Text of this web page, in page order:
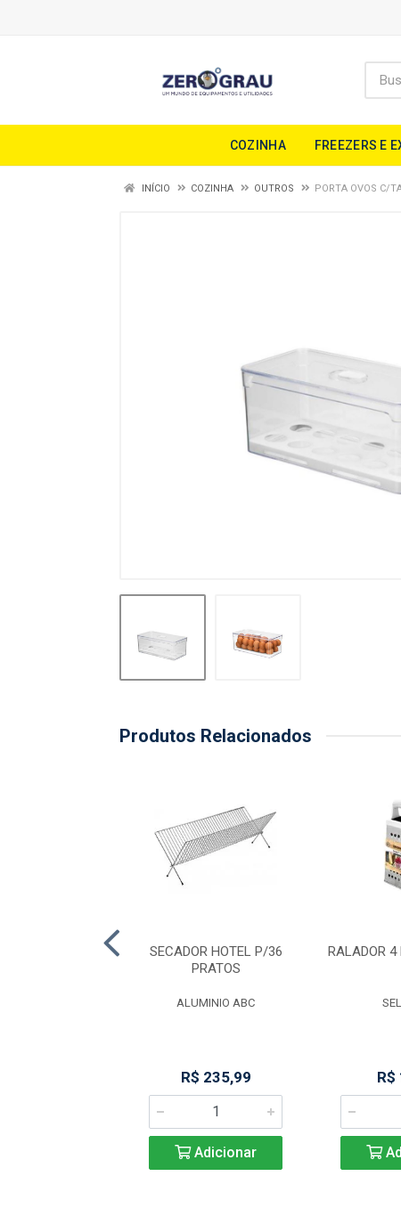
COZINHA FREEZERS E
INÍCIO COZINHA OUTROS PORTA OVOS C/
Produtos Relacionados
SECADOR HOTEL P/36
PRATOS
ALUMINIO ABC
R$ 235,99
Adicionar
RALADOR 4
R$